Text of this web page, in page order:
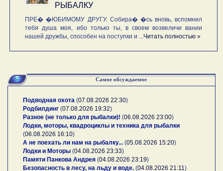
РЫБАЛКУ
ПРЕ� �ЮБИМОМУ ДРУГУ. Собира� �сь вновь, вспомнил
тебя душа моя, ибо только ты, в своем возвеличи вании
нашей дружбы, способен на поступки и ... Читать полностью »
Самое обсуждаемое
Подводная охота (07.08.2026 22:30)
Родбилдинг (07.08.2026 19:32)
Разное (не только для рыбалки)! (06.08.2026 23:00)
Лодки, моторы, квадроциклы и техника для рыбалки
(06.08.2026 16:10)
А не поехать ли нам на рыбалку... (05.08.2026 15:20)
Лодки и Моторы (04.08.2026 23:33)
Памяти Панкова Андрея (04.08.2026 23:19)
Безопасность в лесу, на льду и воде. (04.08.2026 21:11 )